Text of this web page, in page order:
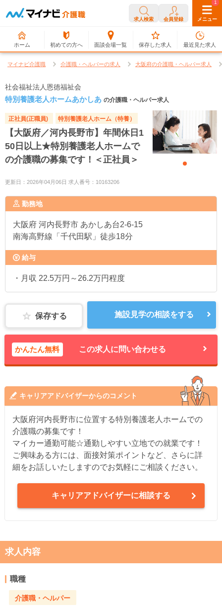
求人検索 会員登録 メニュー
ホーム 初めての方へ 面談会場一覧
0
保存した求人
1
最近見た求人
マイナビ介護職 介護職・ヘルパーの求人 大阪府の介護職・ヘルパー求人
社会福祉法人恩徳福祉会
特別養護老人ホームあかしあ の介護職・ヘルパー求人
正社員(正職員) 特別養護老人ホーム（特養）
【大阪府／河内長野市】年間休日1
50日以上★特別養護老人ホームで
の介護職の募集です！＜正社員＞
更新日：2026年04月06日 求人番号：10163206
勤務地
大阪府 河内長野市 あかしあ台2-6-15
南海高野線「千代田駅」徒歩18分
給与
・月収 22.5万円～26.2万円程度
保存する 施設見学の相談をする
かんたん無料 この求人に問い合わせる
キャリアアドバイザーからのコメント
大阪府河内長野市に位置する特別養護老人ホームでの
介護職の募集です！
マイカー通勤可能☆通勤しやすい立地での就業です！
ご興味ある方には、面接対策ポイントなど、さらに詳
細をお話しいたしますのでお気軽にご相談ください。
キャリアアドバイザーに相談する
求人内容
職種
介護職・ヘルパー